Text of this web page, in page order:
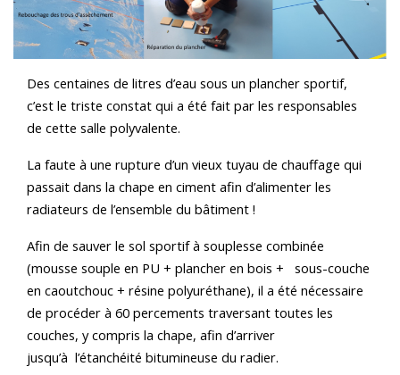
Des centaines de litres d’eau sous un plancher sportif,
c’est le triste constat qui a été fait par les responsables
de cette salle polyvalente.
La faute à une rupture d’un vieux tuyau de chauffage qui
passait dans la chape en ciment afin d’alimenter les
radiateurs de l’ensemble du bâtiment !
Afin de sauver le sol sportif à souplesse combinée
(mousse souple en PU + plancher en bois + sous-couche
en caoutchouc + résine polyuréthane), il a été nécessaire
de procéder à 60 percements traversant toutes les
couches, y compris la chape, afin d’arriver
jusqu’à l’étanchéité bitumineuse du radier.